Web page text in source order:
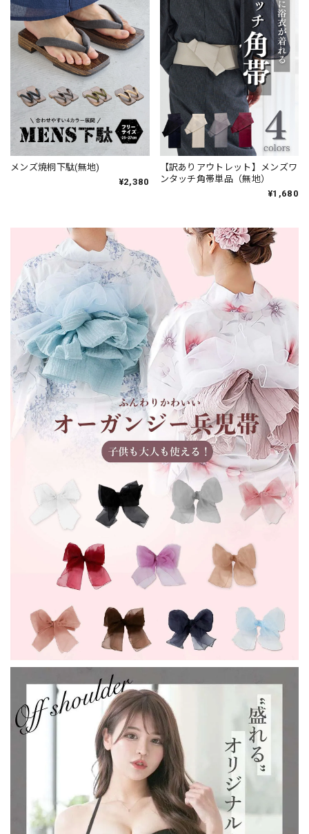
メンズ焼桐下駄(無地)
¥2,380
【訳ありアウトレット】メンズワ
ンタッチ角帯単品（無地）
¥1,680